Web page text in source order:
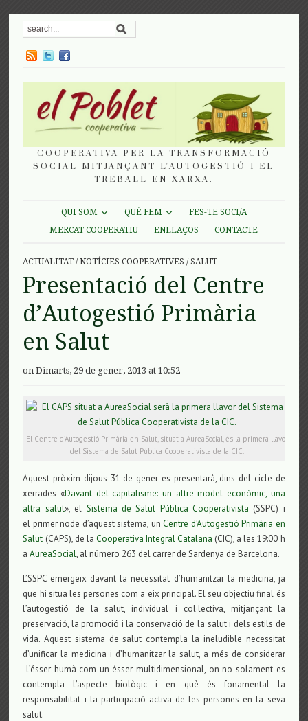
COOPERATIVA PER LA TRANSFORMACIÓ
SOCIAL MITJANÇANT L'AUTOGESTIÓ I EL
TREBALL EN XARXA.
QUI SOM QUÈ FEM
FES-TE SOCI/A
MERCAT COOPERATIU
ENLLAÇOS CONTACTE
ACTUALITAT /NOTÍCIES COOPERATIVES /SALUT
Presentació del Centre
d’Autogestió Primària
en Salut
on Dimarts, 29 de gener, 2013 at 10:52
El Centre d’Autogestió Primària en Salut, situat a AureaSocial, és la primera llavor
del Sistema de Salut Pública Cooperativista de la CIC.
Aquest pròxim dijous 31 de gener es presentarà, dins del cicle de
xerrades «Davant del capitalisme: un altre model econòmic, una
altra salut», el Sistema de Salut Pública Cooperativista (SSPC) i
el primer node d’aquest sistema, un Centre d’Autogestió Primària en
Salut (CAPS), de la Cooperativa Integral Catalana (CIC), a les 19:00 h
aAureaSocial, al número 263 del carrer de Sardenya de Barcelona.
L’SSPC emergeix davant la necessitat d’humanitzar la medicina, ja
que hi situa les persones com a eix principal. El seu objectiu final és
l’autogestió de la salut, individual i col·lectiva, mitjançant la
preservació, la promoció i la conservació de la salut i dels estils de
vida. Aquest sistema de salut contempla la ineludible necessitat
d’unificar la medicina i d’humanitzar la salut, a més de considerar
l’ésser humà com un ésser multidimensional, on no solament es
contempla l’aspecte biològic i en què és fonamental la
responsabilitat i la participació activa de les persones en la seva
salut.